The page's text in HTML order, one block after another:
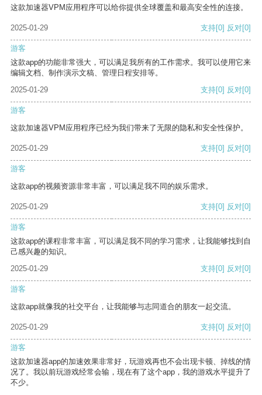
这款加速器VPM应用程序可以给你提供全球覆盖和最高安全性的连接。
2025-01-29 支持[0] 反对[0]
游客
这款app的功能非常强大，可以满足我所有的工作需求。我可以使用它来
编辑文档、制作演示文稿、管理日程安排等。
2025-01-29
支持[0] 反对[0]
游客
这款加速器VPM应用程序已经为我们带来了无限的隐私和安全性保护。
2025-01-29 支持[0] 反对[0]
游客
这款app的视频资源非常丰富，可以满足我不同的娱乐需求。
2025-01-29 支持[0] 反对[0]
游客
这款app的课程非常丰富，可以满足我不同的学习需求，让我能够找到自
己感兴趣的知识。
2025-01-29
支持[0] 反对[0]
游客
这款app就像我的社交平台，让我能够与志同道合的朋友一起交流。
2025-01-29 支持[0] 反对[0]
游客
这款加速器app的加速效果非常好，玩游戏再也不会出现卡顿、掉线的情
况了。我以前玩游戏经常会输，现在有了这个app，我的游戏水平提升了
不少。